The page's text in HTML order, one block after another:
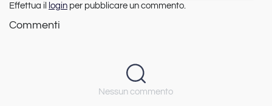
Effettua il login per pubblicare un commento.
Commenti
Nessun commento